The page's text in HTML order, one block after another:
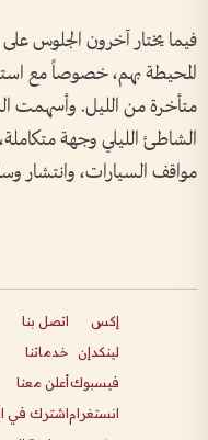
فيما يختار آخرون الجلوس على
المحيطة بهم، خصوصاً مع
متأخرة من الليل. وأسهمت
الشاطئ الليلي وجهة
مواقف السيارات، وانتشار
إكس
لينكدإن
فيسبوك
انستغرام
اتصل بنا
خدماتنا
أعلن معنا
اشترك في